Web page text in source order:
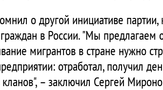
о другой инициативе
в России. "Мы предлагаем
мигрантов в стране нужно
отработал, получил
– заключил Сергей